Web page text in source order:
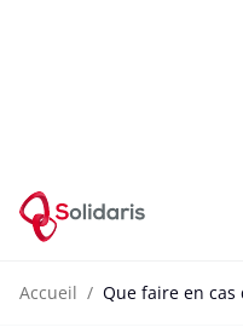
Accueil Que faire en cas